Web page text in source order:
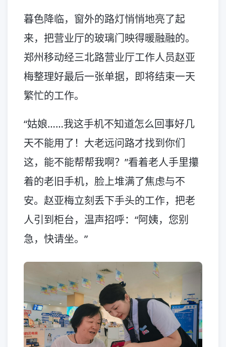
暮色降临，窗外的路灯悄悄地亮了起
来，把营业厅的玻璃门映得暖融融的。
郑州移动经三北路营业厅工作人员赵亚
梅整理好最后一张单据，即将结束一天
繁忙的工作。
“姑娘……我这手机不知道怎么回事好几
天不能用了！大老远问路才找到你们
这，能不能帮帮我啊？”看着老人手里攥
着的老旧手机，脸上堆满了焦虑与不
安。赵亚梅立刻丢下手头的工作，把老
人引到柜台，温声招呼：“阿姨，您别
急，快请坐。”